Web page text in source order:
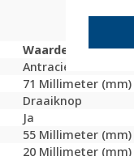
Waarde
Antraciet
71 Millimeter (mm)
Draaiknop
Ja
55 Millimeter (mm)
20 Millimeter (mm)